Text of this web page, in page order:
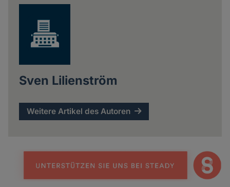
Sven Lilienström
Weitere Artikel des Autoren